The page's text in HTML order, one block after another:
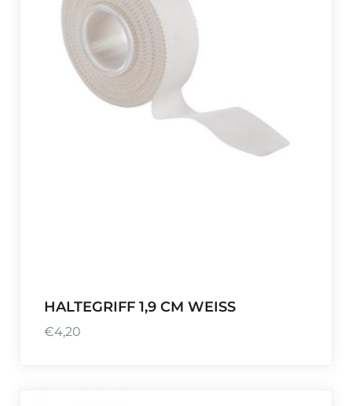
HALTEGRIFF 1,9 CM WEISS
€4,20